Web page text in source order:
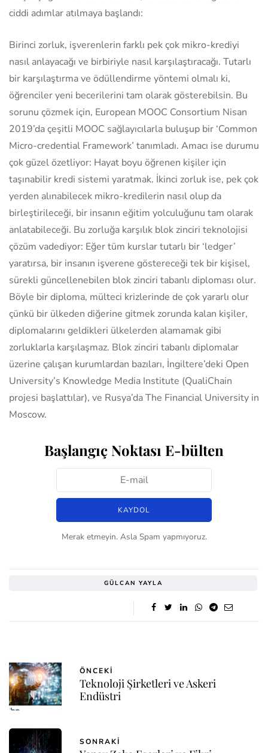
ciddi adımlar atılmaya başlandı:
Birinci zorluk, işverenlerin farklı pek çok mikro-krediyi
nasıl anlayacağı ve birbiriyle nasıl karşılaştıracağı. Tutarlı
bir karşılaştırma ve ödüllendirme yöntemi olmalı ki,
öğrenciler yeni becerilerini tam olarak gösterebilsin. Bu
sorunu çözmek için, European MOOC Consortium Nisan
2019’da çeşitli MOOC sağlayıcılarla buluşup bir ‘Common
Micro-credential Framework’ tanımladı. Amacı ise durumu
çok güzel özetliyor: Hayat boyu öğrenen kişiler için
taşınabilir kredi sistemi yaratmak. İkinci zorluk ise, pek çok
yerden alınabilecek mikro-kredilerin nasıl olup da
birleştirileceği, bir insanın eğitim yolculuğunu tam olarak
anlatabileceği. Bu zorluğa karşılık blok zinciri teknolojisi
çözüm vadediyor: Eğer tüm kurslar tutarlı bir ‘ledger’
yaratırsa, bir insanın işverene göstereceği tek bir kişisel,
sürekli güncellenebilen blok zinciri tabanlı diploması olur.
Böyle bir diploma, mülteci krizlerinde de çok yararlı olur
çünkü bir ülkeden diğerine gitmek zorunda kalan kişiler,
diplomalarını geldikleri ülkelerden alamamak gibi
zorluklarla karşılaşmaz. Blok zinciri tabanlı diplomalar
üzerine çalışan kurumlardan bazıları, İngiltere’deki Open
University’s Knowledge Media Institute (QualiChain
projesi başlattılar), ve Rusya’da The Financial University in
Moscow.
Başlangıç Noktası E-bülten
Merak etmeyin. Asla Spam yapmıyoruz.
GÜLCAN YAYLA
ÖNCEKI
Teknoloji Şirketleri ve Askeri
Endüstri
SONRAKI